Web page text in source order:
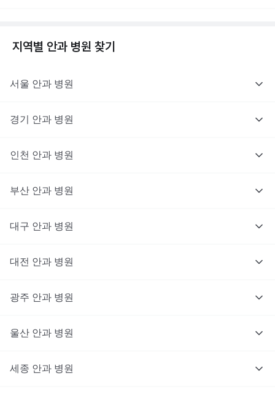
지역별 안과 병원 찾기
서울 안과 병원
경기 안과 병원
인천 안과 병원
부산 안과 병원
대구 안과 병원
대전 안과 병원
광주 안과 병원
울산 안과 병원
세종 안과 병원